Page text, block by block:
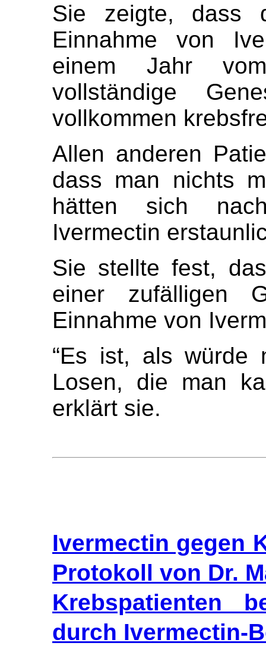
Sie zeigte, dass
Einnahme von
einem Jahr
vollständige
vollkommen
Allen anderen
dass man nichts
hätten sich
Ivermectin
Sie stellte fest,
einer zufälligen
Einnahme von
“Es ist, als würde
Losen, die man
erklärt sie.
Ivermectin gegen
Protokoll von Dr.
Krebspatienten
durch Ivermectin-